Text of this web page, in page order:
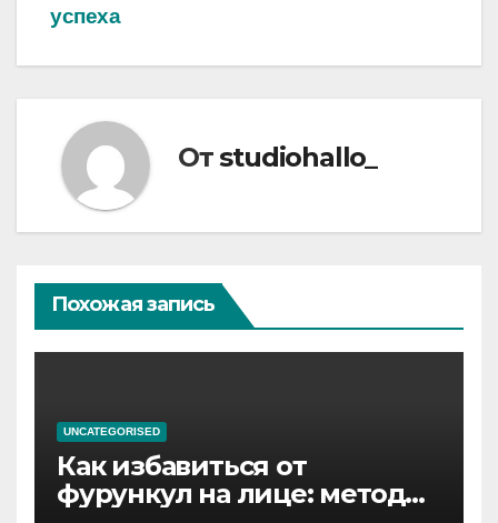
успеха
Отstudiohallo_
Похожая запись
UNCATEGORISED
Как избавиться от
фурункул на лице: методы